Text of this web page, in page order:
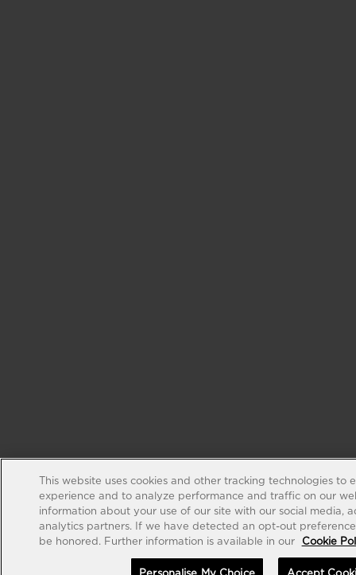
This website uses cookies and other tracking technologies to
experience and to analyze performance and traffic on our
information about your use of our site with our social media,
analytics partners. If we have detected an opt-out
be honored. Further information is available in our
Cookie